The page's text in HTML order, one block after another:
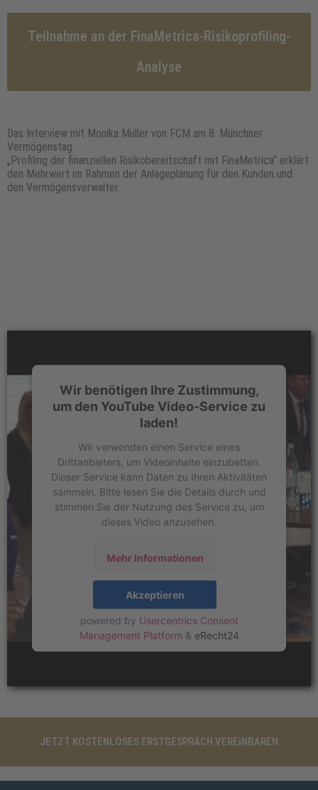
Teilnahme an der FinaMetrica-Risikoprofiling-
Analyse
Das Interview mit Monika Müller von FCM am 8. Münchner
Vermögenstag
„Profiling der finanziellen Risikobereitschaft mit FinaMetrica“ erklärt
den Mehrwert im Rahmen der Anlageplanung für den Kunden und
den Vermögensverwalter.
Wir benötigen Ihre Zustimmung,
um den YouTube Video-Service zu
laden!
Wir verwenden einen Service eines
Drittanbieters, um Videoinhalte einzubetten.
Dieser Service kann Daten zu Ihren Aktivitäten
sammeln. Bitte lesen Sie die Details durch und
stimmen Sie der Nutzung des Service zu, um
dieses Video anzusehen.
Mehr Informationen
Akzeptieren
powered by Usercentrics Consent
Management Platform & eRecht24
JETZT KOSTENLOSES ERSTGESPRÄCH VEREINBAREN